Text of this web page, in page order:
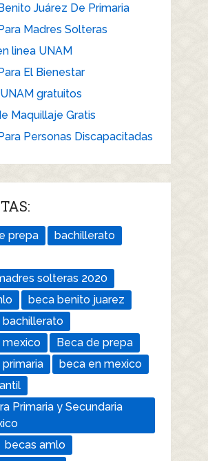
Juárez De Primaria
Madres Solteras
linea UNAM
El Bienestar
gratuitos
Maquillaje Gratis
Personas Discapacitadas
prepa
bachillerato
solteras 2020
beca benito juarez
mexico
Beca de prepa
beca en mexico
Primaria y Secundaria
becas amlo